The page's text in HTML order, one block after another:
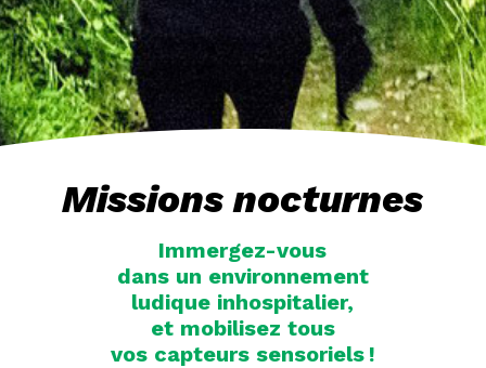
Missions nocturnes
Immergez-vous
dans un environnement
ludique inhospitalier,
et mobilisez tous
vos capteurs sensoriels !